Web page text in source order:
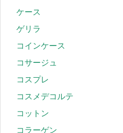
ケース
ゲリラ
コインケース
コサージュ
コスプレ
コスメデコルテ
コットン
コラーゲン